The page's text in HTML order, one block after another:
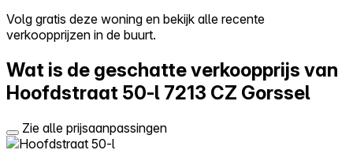
Log in
Volg gratis deze woning en bekijk alle recente
verkoopprijzen in de buurt.
Wat is de geschatte verkoopprijs van
Hoofdstraat 50-l 7213 CZ Gorssel
Zie alle prijsaanpassingen